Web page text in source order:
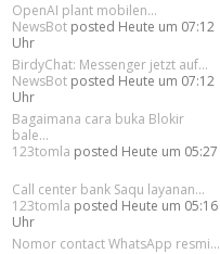
OpenAI plant mobilen...
NewsBot posted Heute um 07:12
Uhr
BirdyChat: Messenger jetzt auf...
NewsBot posted Heute um 07:12
Uhr
Bagaimana cara buka Blokir
bale...
123tomla posted Heute um 05:27
Call center bank Saqu layanan...
123tomla posted Heute um 05:16
Uhr
Nomor contact WhatsApp resmi...